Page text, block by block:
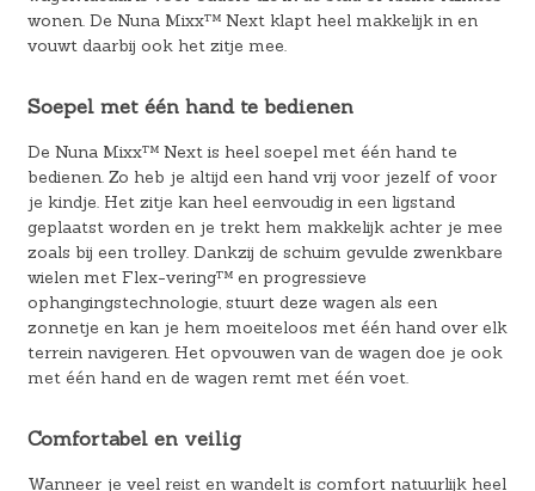
wonen. De Nuna Mixx™ Next klapt heel makkelijk in en
vouwt daarbij ook het zitje mee.
Soepel met één hand te bedienen
De Nuna Mixx™ Next is heel soepel met één hand te
bedienen. Zo heb je altijd een hand vrij voor jezelf of voor
je kindje. Het zitje kan heel eenvoudig in een ligstand
geplaatst worden en je trekt hem makkelijk achter je mee
zoals bij een trolley. Dankzij de schuim gevulde zwenkbare
wielen met Flex-vering™ en progressieve
ophangingstechnologie, stuurt deze wagen als een
zonnetje en kan je hem moeiteloos met één hand over elk
terrein navigeren. Het opvouwen van de wagen doe je ook
met één hand en de wagen remt met één voet.
Comfortabel en veilig
Wanneer je veel reist en wandelt is comfort natuurlijk heel